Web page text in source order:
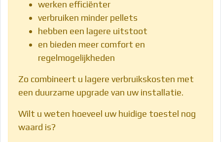
werken efficiënter
verbruiken minder pellets
hebben een lagere uitstoot
en bieden meer comfort en
regelmogelijkheden
Zo combineert u lagere verbruikskosten met
een duurzame upgrade van uw installatie.
Wilt u weten hoeveel uw huidige toestel nog
waard is?